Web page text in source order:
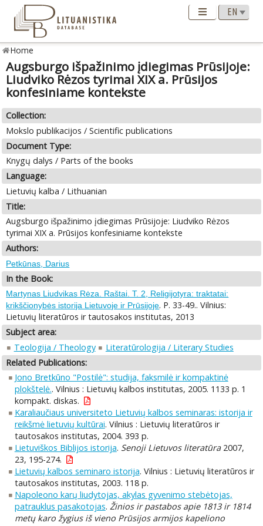
Home
Augsburgo išpažinimo įdiegimas Prūsijoje:
Liudviko Rėzos tyrimai XIX a. Prūsijos
konfesiniame kontekste
Collection:
Mokslo publikacijos / Scientific publications
Document Type:
Knygų dalys / Parts of the books
Language:
Lietuvių kalba / Lithuanian
Title:
Augsburgo išpažinimo įdiegimas Prūsijoje: Liudviko Rėzos
tyrimai XIX a. Prūsijos konfesiniame kontekste
Authors:
Petkūnas, Darius
In the Book:
Martynas Liudvikas Rėza. Raštai. T. 2, Religijotyra: traktatai:
krikščionybės istorija Lietuvoje ir Prūsijoje. P. 33-49.. Vilnius:
Lietuvių literatūros ir tautosakos institutas, 2013
Subject area:
Teologija / Theology
Literatūrologija / Literary Studies
Related Publications:
Jono Bretkūno "Postilė": studija, faksmilė ir kompaktinė
plokštelė.. Vilnius : Lietuvių kalbos institutas, 2005. 1133 p. 1
kompakt. diskas.
Karaliaučiaus universiteto Lietuvių kalbos seminaras: istorija ir
reikšmė lietuvių kultūrai. Vilnius : Lietuvių literatūros ir
tautosakos institutas, 2004. 393 p.
Lietuviškos Biblijos istorija. Senoji Lietuvos literatūra2007,
23, 195-274.
Lietuvių kalbos seminaro istorija. Vilnius : Lietuvių literatūros ir
tautosakos institutas, 2003. 118 p.
Napoleono karų liudytojas, akylas gyvenimo stebėtojas,
patrauklus pasakotojas. Žinios ir pastabos apie 1813 ir 1814
metų karo žygius iš vieno Prūsijos armijos kapeliono